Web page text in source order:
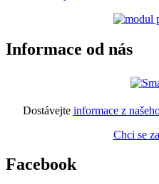
Informace od nás
Dostávejte informace z
Chci se
Facebook